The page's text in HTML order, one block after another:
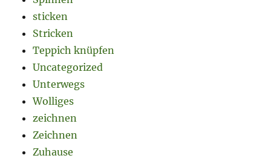
sticken
Stricken
Teppich knüpfen
Uncategorized
Unterwegs
Wolliges
zeichnen
Zeichnen
Zuhause